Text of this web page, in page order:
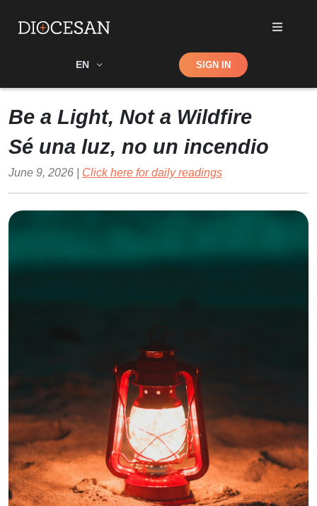
EN Shop SIGN IN
Be a Light, Not a Wildfire
Sé una luz, no un incendio
June 9, 2026 | Click here for daily readings